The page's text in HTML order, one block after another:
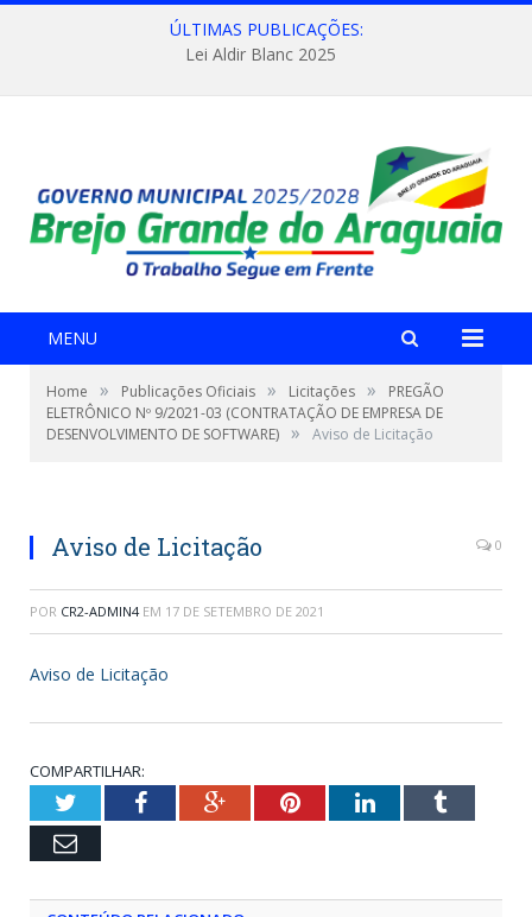
ÚLTIMAS PUBLICAÇÕES:
Lei Aldir Blanc 2025
MENU
Home » Publicações Oficiais » Licitações »
PREGÃO
ELETRÔNICO Nº 9/2021-03 (CONTRATAÇÃO DE EMPRESA DE
DESENVOLVIMENTO DE SOFTWARE) » Aviso de Licitação
Aviso de Licitação 0
POR CR2-ADMIN4 EM 17 DE SETEMBRO DE 2021
Aviso de Licitação
COMPARTILHAR:
TwitterFacebookGoogle+PinterestLinkedInTumblr
Email